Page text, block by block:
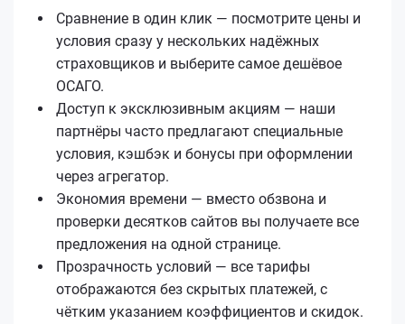
Сравнение в один клик — посмотрите цены и
условия сразу у нескольких надёжных
страховщиков и выберите самое дешёвое
ОСАГО.
Доступ к эксклюзивным акциям — наши
партнёры часто предлагают специальные
условия, кэшбэк и бонусы при оформлении
через агрегатор.
Экономия времени — вместо обзвона и
проверки десятков сайтов вы получаете все
предложения на одной странице.
Прозрачность условий — все тарифы
отображаются без скрытых платежей, с
чётким указанием коэффициентов и скидок.